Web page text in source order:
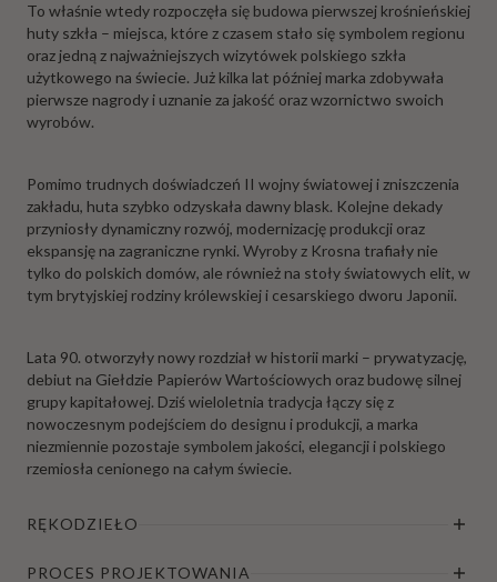
To właśnie wtedy rozpoczęła się budowa pierwszej krośnieńskiej
huty szkła – miejsca, które z czasem stało się symbolem regionu
oraz jedną z najważniejszych wizytówek polskiego szkła
użytkowego na świecie. Już kilka lat później marka zdobywała
pierwsze nagrody i uznanie za jakość oraz wzornictwo swoich
wyrobów.
Pomimo trudnych doświadczeń II wojny światowej i zniszczenia
zakładu, huta szybko odzyskała dawny blask. Kolejne dekady
przyniosły dynamiczny rozwój, modernizację produkcji oraz
ekspansję na zagraniczne rynki. Wyroby z Krosna trafiały nie
tylko do polskich domów, ale również na stoły światowych elit, w
tym brytyjskiej rodziny królewskiej i cesarskiego dworu Japonii.
Lata 90. otworzyły nowy rozdział w historii marki – prywatyzację,
debiut na Giełdzie Papierów Wartościowych oraz budowę silnej
grupy kapitałowej. Dziś wieloletnia tradycja łączy się z
nowoczesnym podejściem do designu i produkcji, a marka
niezmiennie pozostaje symbolem jakości, elegancji i polskiego
rzemiosła cenionego na całym świecie.
RĘKODZIEŁO
PROCES PROJEKTOWANIA